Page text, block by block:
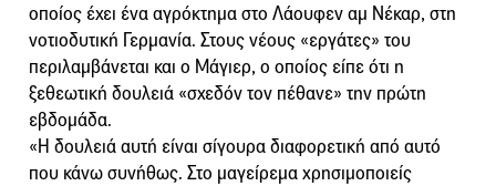
οποίος έχει ένα αγρόκτημα στο Λάουφεν αμ Νέκαρ, στη
νοτιοδυτική Γερμανία. Στους νέους «εργάτες» του
περιλαμβάνεται και ο Μάγιερ, ο οποίος είπε ότι η
ξεθεωτική δουλειά «σχεδόν τον πέθανε» την πρώτη
εβδομάδα.
«Η δουλειά αυτή είναι σίγουρα διαφορετική από αυτό
που κάνω συνήθως. Στο μαγείρεμα χρησιμοποιείς